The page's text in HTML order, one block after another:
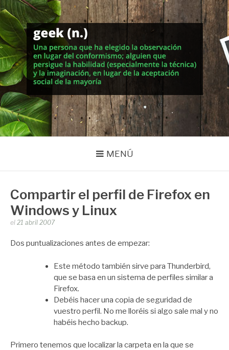
Saltar
al
contenido
MUNDO GEEK
Vida inteligente en la geekosfera
MENÚ
Compartir el perfil de Firefox en
Windows y Linux
Publicado
Zootropo
el 21 abril 2007
Dos puntualizaciones antes de empezar:
Este método también sirve para Thunderbird,
que se basa en un sistema de perfiles similar a
Firefox.
Debéis hacer una copia de seguridad de
vuestro perfil. No me lloréis si algo sale mal y no
habéis hecho backup.
Primero tenemos que localizar la carpeta en la que se